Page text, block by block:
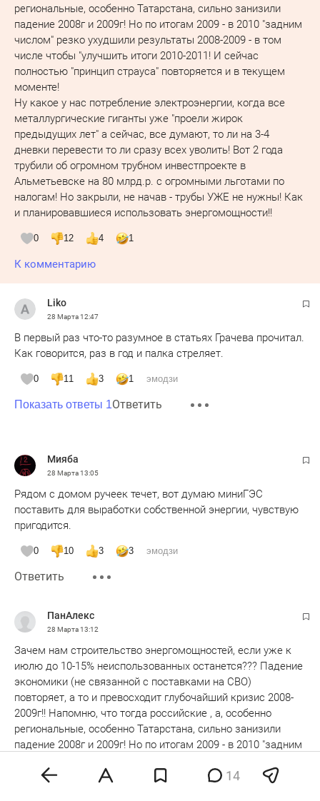
региональные, особенно Татарстана, сильно занизили
падение 2008г и 2009г! Но по итогам 2009 - в 2010 "задним
числом" резко ухудшили результаты 2008-2009 - в том
числе чтобы "улучшить итоги 2010-2011! И сейчас
полностью "принцип страуса" повторяется и в текущем
моменте!
Ну какое у нас потребление электроэнергии, когда все
металлургические гиганты уже "проели жирок
предыдущих лет" а сейчас, все думают, то ли на 3-4
дневки перевести то ли сразу всех уволить! Вот 2 года
трубили об огромном трубном инвестпроекте в
Альметьевске на 80 млрд.р. с огромными льготами по
налогам! Но закрыли, не начав - трубы УЖЕ не нужны! Как
и планировавшиеся использовать энергомощности!!
0 12 4 1
К комментарию
Liko
28 Марта12:47
В первый раз что-то разумное в статьях Грачева прочитал.
Как говорится, раз в год и палка стреляет.
0 11 3 1 эмодзи
Показать ответы 1Ответить
Мияба
28 Марта13:05
Рядом с домом ручеек течет, вот думаю миниГЭС
поставить для выработки собственной энергии, чувствую
пригодится.
0 10 3 3 эмодзи
Ответить
ПанАлекс
28 Марта13:12
Зачем нам строительство энергомощностей, если уже к
июлю до 10-15% неиспользованных останется??? Падение
экономики (не связанной с поставками на СВО)
повторяет, а то и превосходит глубочайший кризис 2008-
2009г!! Напомню, что тогда российские , а, особенно
региональные, особенно Татарстана, сильно занизили
падение 2008г и 2009г! Но по итогам 2009 - в 2010 "задним
числе чтобы "улучшить итоги 2010-2011! И сейчас
14